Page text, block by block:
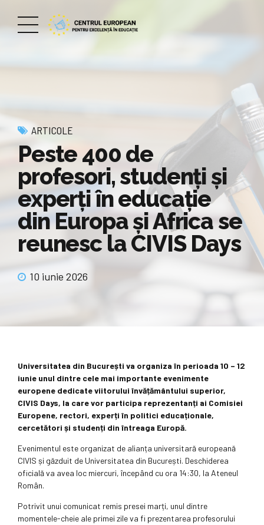
ARTICOLE
Peste 400 de
profesori, studenți și
experți în educație
din Europa și Africa se
reunesc la CIVIS Days
10 iunie 2026
Universitatea din București va organiza în perioada 10 – 12
iunie unul dintre cele mai importante evenimente
europene dedicate viitorului învățământului superior,
CIVIS Days, la care vor participa reprezentanți ai Comisiei
Europene, rectori, experți în politici educaționale,
cercetători și studenți din întreaga Europă.
Evenimentul este organizat de alianța universitară europeană
CIVIS și găzduit de Universitatea din București. Deschiderea
oficială va avea loc miercuri, începând cu ora 14:30, la Ateneul
Român.
Potrivit unui comunicat remis presei marți, unul dintre
momentele-cheie ale primei zile va fi prezentarea profesorului